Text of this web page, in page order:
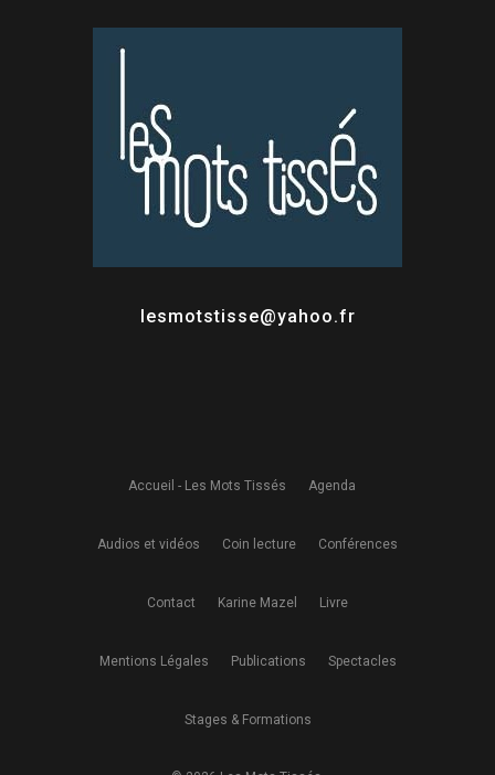
lesmotstisse@yahoo.fr
Accueil - Les Mots Tissés Agenda
Audios et vidéos Coin lecture Conférences
Contact Karine Mazel Livre
Mentions Légales Publications Spectacles
Stages & Formations